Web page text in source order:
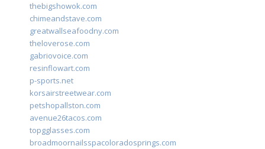
thebigshowok.com
chimeandstave.com
greatwallseafoodny.com
theloverose.com
gabriovoice.com
resinflowart.com
p-sports.net
korsairstreetwear.com
petshopallston.com
avenue26tacos.com
topgglasses.com
broadmoornailsspacoloradosprings.com